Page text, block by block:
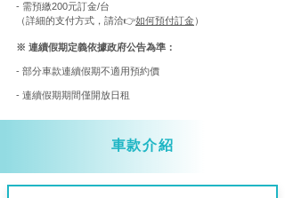
- 需預繳200元訂金/台
​（詳細的支付方式，請洽👉如何預付訂金）
※ 連續假期定義依據政府公告為準：
- 部分車款連續假期不適用預約價
- 連續假期期間僅開放日租
車款介紹